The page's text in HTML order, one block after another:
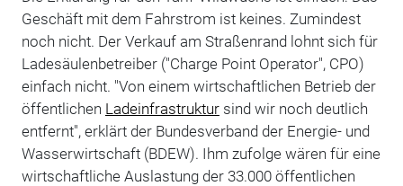
Geschäft mit dem Fahrstrom ist keines. Zumindest
noch nicht. Der Verkauf am Straßenrand lohnt sich für
Ladesäulenbetreiber ("Charge Point Operator", CPO)
einfach nicht. "Von einem wirtschaftlichen Betrieb der
öffentlichen Ladeinfrastruktursind wir noch deutlich
entfernt", erklärt der Bundesverband der Energie- und
Wasserwirtschaft (BDEW). Ihm zufolge wären für eine
wirtschaftliche Auslastung der 33.000 öffentlichen